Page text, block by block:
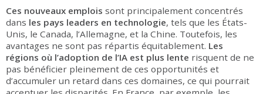
Ces nouveaux emplois sont principalement concentrés
dans les pays leaders en technologie, tels que les États-
Unis, le Canada, l’Allemagne, et la Chine. Toutefois, les
avantages ne sont pas répartis équitablement. Les
régions où l’adoption de l’IA est plus lente risquent de ne
pas bénéficier pleinement de ces opportunités et
d’accumuler un retard dans ces domaines, ce qui pourrait